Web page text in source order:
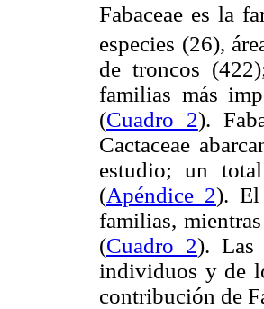
Fabaceae es la
especies (26),
de troncos
familias más
(Cuadro 2).
Cactaceae
estudio; un
(Apéndice 2). El
familias,
(Cuadro 2). Las
individuos y de
contribución de